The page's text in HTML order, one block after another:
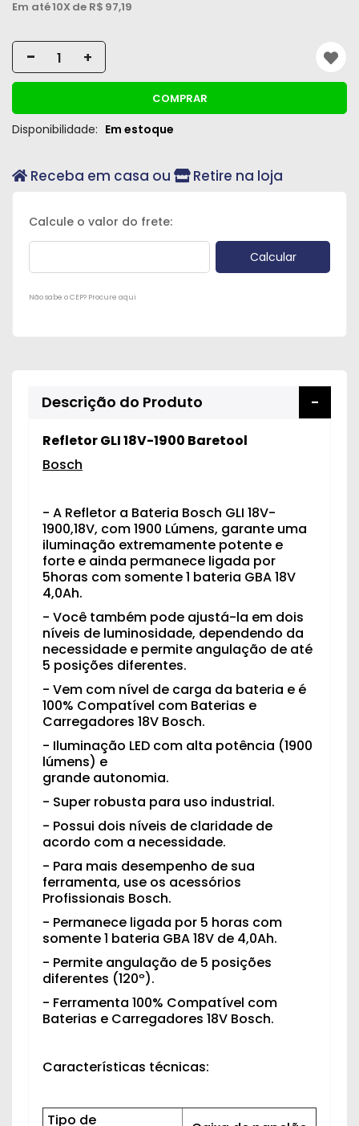
Em até10X de R$ 97,19
- +
COMPRAR
Disponibilidade: Em estoque
Receba em casa ou Retire na loja
Não sabe o CEP? Procure aqui
Descrição do Produto
RefletorGLI 18V-1900 Baretool
Bosch
- A Refletor a Bateria Bosch GLI 18V-
1900,18V, com 1900 Lúmens, garante uma
iluminação extremamente potente e
forte e ainda permanece ligada por
5horas com somente 1 bateria GBA 18V
4,0Ah.
- Você também pode ajustá-la em dois
níveis de luminosidade, dependendo da
necessidade e permite angulação de até
5 posições diferentes.
- Vem com nível de carga da bateria e é
100% Compatível com Baterias e
Carregadores 18V Bosch.
- Iluminação LED com alta potência (1900
lúmens) e
grande autonomia.
- Super robusta para uso industrial.
- Possui dois níveis de claridade de
acordo com a necessidade.
- Para mais desempenho de sua
ferramenta, use os acessórios
Profissionais Bosch.
- Permanece ligada por 5 horas com
somente 1 bateria GBA 18V de 4,0Ah.
- Permite angulação de 5 posições
diferentes (120º).
- Ferramenta 100% Compatível com
Baterias e Carregadores 18V Bosch.
Características técnicas:
Tipo de